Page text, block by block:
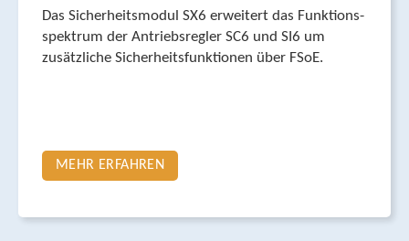
Das Sicherheitsmodul SX6 erweitert das Funktions­
spektrum der Antriebs­regler SC6 und SI6 um
zusätzliche Sicherheits­funktionen über FSoE.
MEHR ERFAHREN